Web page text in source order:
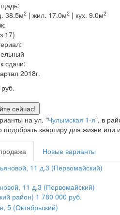
38.5м2 | жил. 17.0м2 | кух. 9.0м2
17)
сдачи:
2018г.
руб.
сейчас!
на ул. "Чулымская 1-я", в
подобрать квартиру для жизни
Новые варианты
11 д.3 (Первомайский)
район) 1 780 000 руб.